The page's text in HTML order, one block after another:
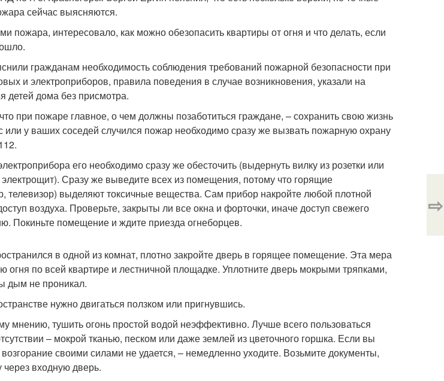
сейчас выясняются.
пожара, интересовало, как можно обезопасить квартиры от огня и что делать, если
гражданам необходимость соблюдения требований пожарной безопасности при
и электроприборов, правила поведения в случае возникновения, указали на
детей дома без присмотра.
при пожаре главное, о чем должны позаботиться граждане, – сохранить свою жизнь
или у ваших соседей случился пожар необходимо сразу же вызвать пожарную охрану
его необходимо сразу же обесточить (выдернуть вилку из розетки или
электрощит). Сразу же выведите всех из помещения, потому что горящие
телевизор) выделяют токсичные вещества. Сам прибор накройте любой плотной
воздуха. Проверьте, закрыты ли все окна и форточки, иначе доступ свежего
Покиньте помещение и ждите приезда огнеборцев.
в одной из комнат, плотно закройте дверь в горящее помещение. Эта мера
огня по всей квартире и лестничной площадке. Уплотните дверь мокрыми тряпками,
дым не проникал.
нужно двигаться ползком или пригнувшись.
мнению, тушить огонь простой водой неэффективно. Лучше всего пользоваться
– мокрой тканью, песком или даже землей из цветочного горшка. Если вы
своими силами не удается, – немедленно уходите. Возьмите документы,
через входную дверь.
⇨